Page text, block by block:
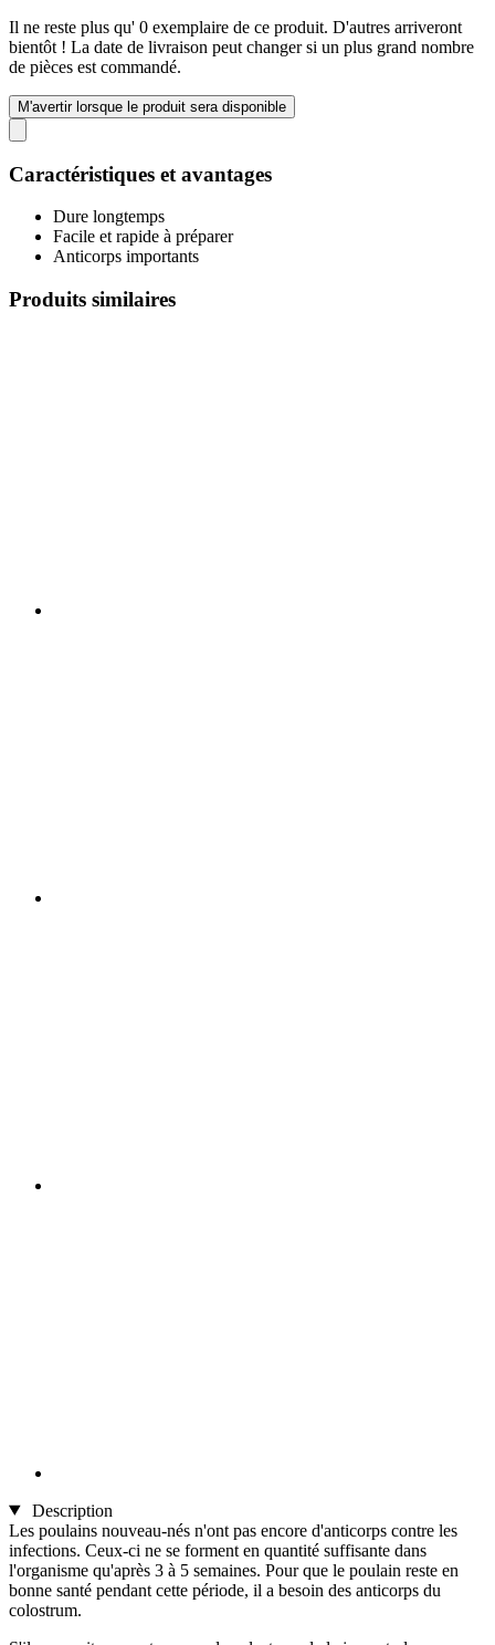
Il ne reste plus qu' 0 exemplaire de ce produit. D'autres arriveront
bientôt ! La date de livraison peut changer si un plus grand nombre
de pièces est commandé.
M'avertir lorsque le produit sera disponible
Caractéristiques et avantages
Dure longtemps
Facile et rapide à préparer
Anticorps importants
Produits similaires
Description
Les poulains nouveau-nés n'ont pas encore d'anticorps contre les
infections. Ceux-ci ne se forment en quantité suffisante dans
l'organisme qu'après 3 à 5 semaines. Pour que le poulain reste en
bonne santé pendant cette période, il a besoin des anticorps du
colostrum.